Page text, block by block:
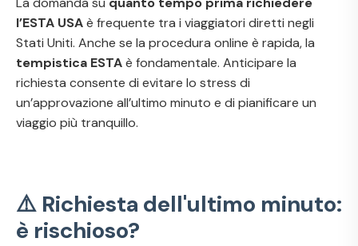
l’ESTA USAè frequente tra i viaggiatori diretti negli
Stati Uniti. Anche se la procedura online è rapida, la
tempistica ESTAè fondamentale. Anticipare la
richiesta consente di evitare lo stress di
un’approvazione all’ultimo minuto e di pianificare un
viaggio più tranquillo.
⚠️ Richiesta dell'ultimo minuto:
è rischioso?